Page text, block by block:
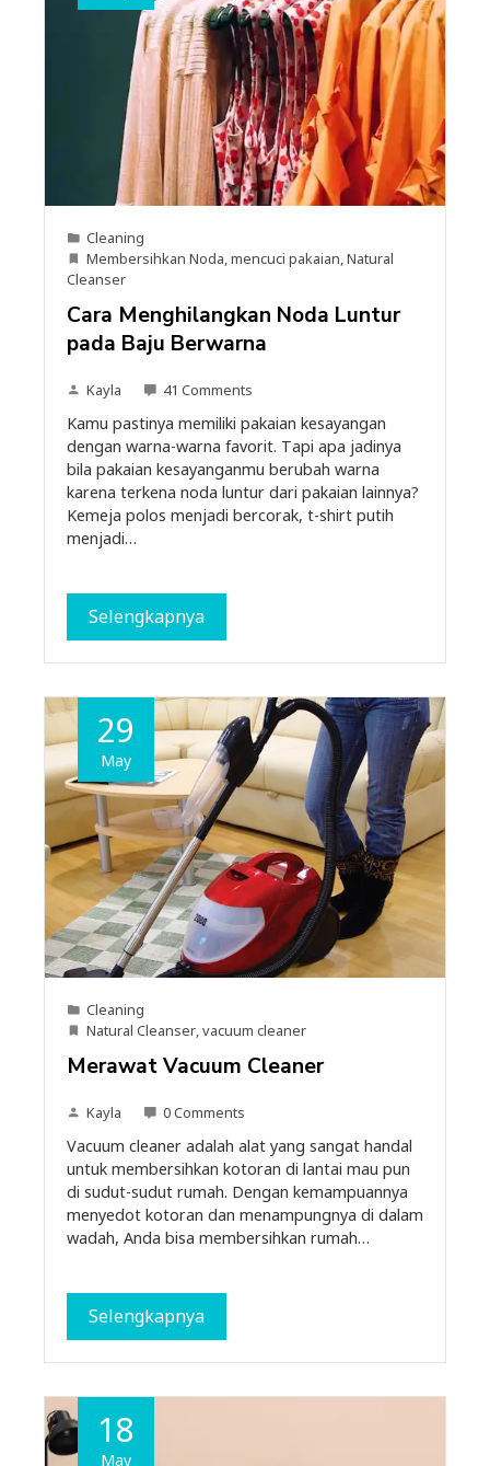
Cleaning
Membersihkan Noda,mencuci pakaian,Natural
Cleanser
Cara Menghilangkan Noda Luntur
pada Baju Berwarna
Kayla 41 Comments
Kamu pastinya memiliki pakaian kesayangan
dengan warna-warna favorit. Tapi apa jadinya
bila pakaian kesayanganmu berubah warna
karena terkena noda luntur dari pakaian lainnya?
Kemeja polos menjadi bercorak, t-shirt putih
menjadi…
Selengkapnya
29
May
Cleaning
Natural Cleanser,vacuum cleaner
Merawat Vacuum Cleaner
Kayla 0 Comments
Vacuum cleaner adalah alat yang sangat handal
untuk membersihkan kotoran di lantai mau pun
di sudut-sudut rumah. Dengan kemampuannya
menyedot kotoran dan menampungnya di dalam
wadah, Anda bisa membersihkan rumah…
Selengkapnya
18
May